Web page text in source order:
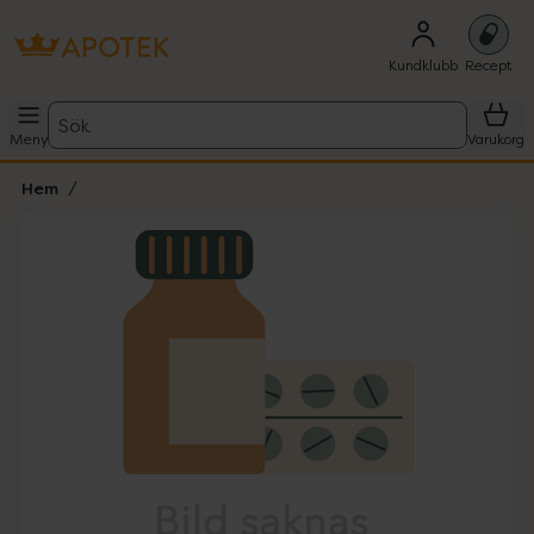
Kundklubb Recept
Meny
Sök
Varukorg
Hem
Lista: . Innehåller 1 objekt.